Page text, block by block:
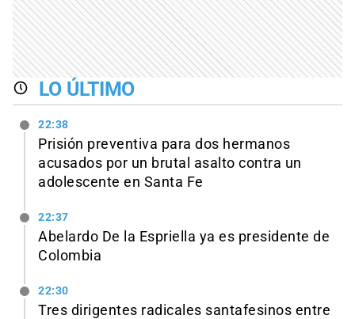
LO ÚLTIMO
22:38
Prisión preventiva para dos hermanos
acusados por un brutal asalto contra un
adolescente en Santa Fe
22:37
Abelardo De la Espriella ya es presidente de
Colombia
22:30
Tres dirigentes radicales santafesinos entre